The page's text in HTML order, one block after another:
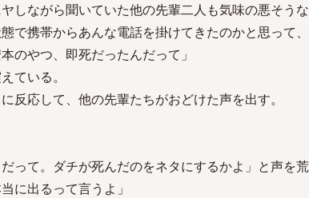
しながら聞いていた他の先輩二人も気味の悪そうな
で携帯からあんな電話を掛けてきたのかと思って
のやつ、即死だったんだって」
ている。
反応して、他の先輩たちがおどけた声を出す。
って。ダチが死んだのをネタにするかよ」と声を荒
に出るって言うよ」